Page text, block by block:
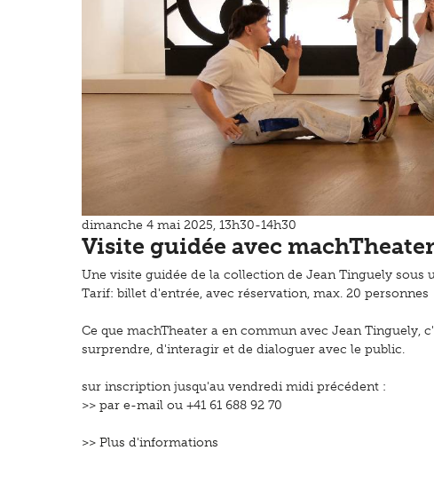
dimanche 4 mai 2025, 13h30-14h30
Visite guidée avec machTheater
Une visite guidée de la collection de Jean Tinguely sous
Tarif: billet d'entrée, avec réservation, max. 20 personnes
Ce que machTheater a en commun avec Jean Tinguely,
surprendre, d'interagir et de dialoguer avec le public.
sur inscription jusqu'au vendredi midi précédent :
>> par e-mail ou +41 61 688 92 70
>> Plus d'informations